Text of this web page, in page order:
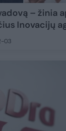
– žinia
Inovacijų
03